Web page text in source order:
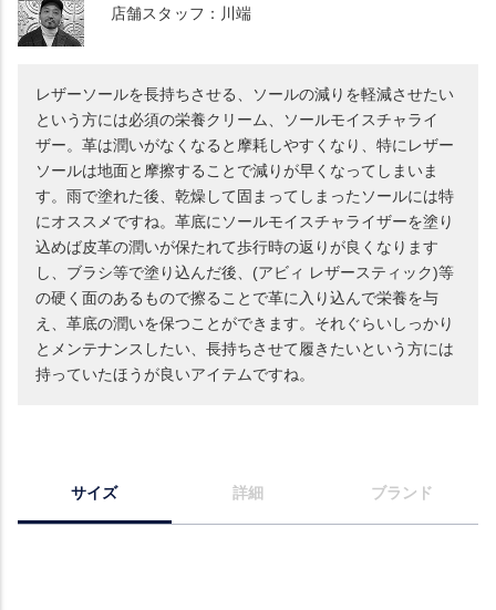
店舗スタッフ：川端
レザーソールを長持ちさせる、ソールの減りを軽減させたい
という方には必須の栄養クリーム、ソールモイスチャライ
ザー。革は潤いがなくなると摩耗しやすくなり、特にレザー
ソールは地面と摩擦することで減りが早くなってしまいま
す。雨で塗れた後、乾燥して固まってしまったソールには特
にオススメですね。革底にソールモイスチャライザーを塗り
込めば皮革の潤いが保たれて歩行時の返りが良くなります
し、ブラシ等で塗り込んだ後、(アビィ レザースティック)等
の硬く面のあるもので擦ることで革に入り込んで栄養を与
え、革底の潤いを保つことができます。それぐらいしっかり
とメンテナンスしたい、長持ちさせて履きたいという方には
持っていたほうが良いアイテムですね。
サイズ 詳細 ブランド